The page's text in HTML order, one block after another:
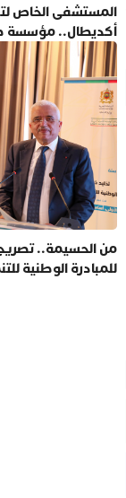
المستشفى الخاص
أكديطال.. مؤسسة
تلتزم بأفضل
من الحسيمة..
للمبادرة الوطنية